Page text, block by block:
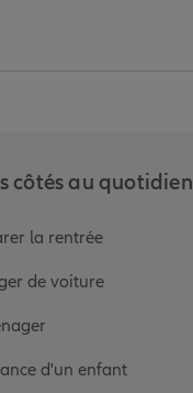
de Allianz
côtés au quotidien
la rentrée
de voiture
d'un enfant